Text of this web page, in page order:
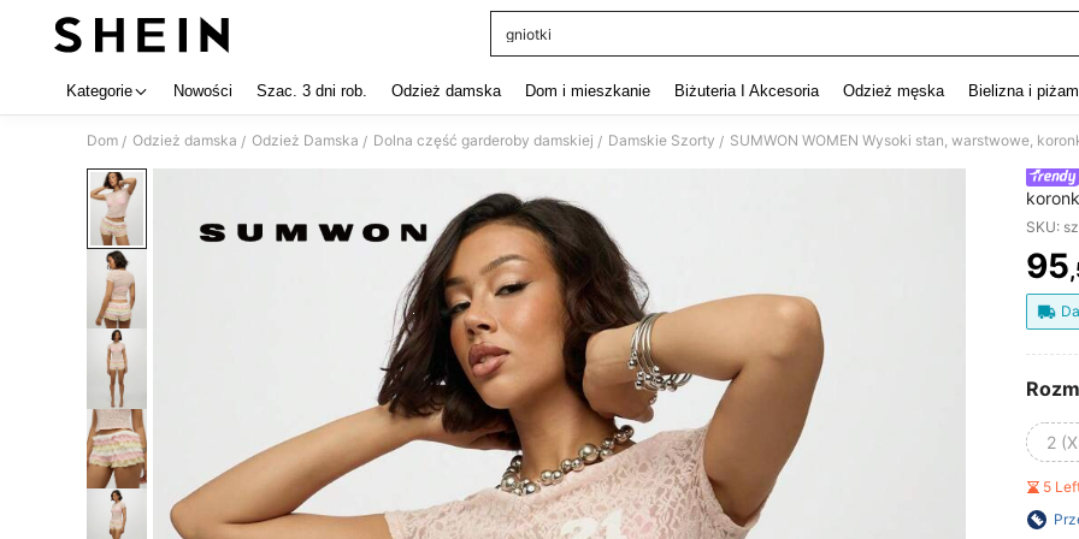
gniotki
Kategorie Nowości Szac. 3 dni rob. Odzież damska Dom i mieszkanie Biżuteria I Akcesoria Odzież męska Bielizna i
Dom / Odzież damska / Odzież Damska / Dolna część garderoby damskiej / Damskie Szorty /
letnia
SKU:
95
2
5